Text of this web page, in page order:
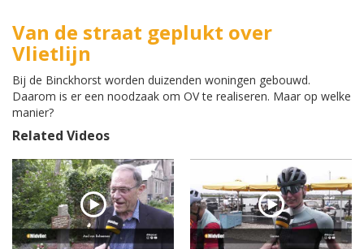
Van de straat geplukt over
Vlietlijn
Bij de Binckhorst worden duizenden woningen gebouwd.
Daarom is er een noodzaak om OV te realiseren. Maar op welke
manier?
Related Videos